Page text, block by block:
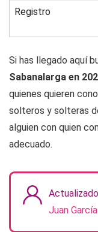
Registro
Si has llegado aquí
Sabanalarga en
quienes quieren
solteros y solteras
alguien con quien
adecuado.
Juan García